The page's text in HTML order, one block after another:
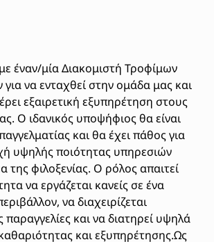
έναν/μία Διακομιστή Τροφίμων
να ενταχθεί στην ομάδα μας και
εξαιρετική εξυπηρέτηση στους
Ο ιδανικός υποψήφιος θα είναι
και θα έχει πάθος για
υψηλής ποιότητας υπηρεσιών
της φιλοξενίας. Ο ρόλος απαιτεί
να εργάζεται κανείς σε ένα
να διαχειρίζεται
παραγγελίες και να διατηρεί υψηλά
και εξυπηρέτησης.Ως